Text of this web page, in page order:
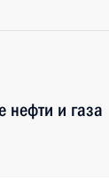
нефти и газа